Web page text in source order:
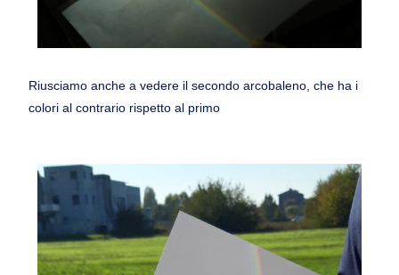
Riusciamo anche a vedere il secondo arcobaleno, che ha i
colori al contrario rispetto al primo